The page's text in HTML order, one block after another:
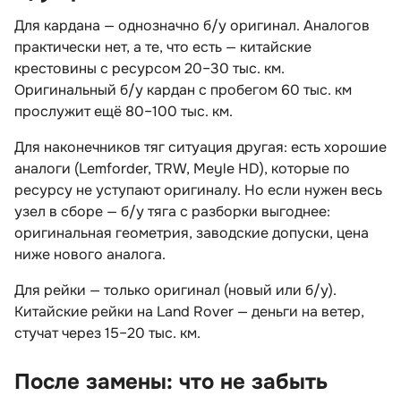
Для кардана — однозначно б/у оригинал. Аналого
практически нет, а те, что есть — китайские
крестовины с ресурсом 20–30 тыс. км.
Оригинальный б/у кардан с пробегом 60 тыс. км
прослужит ещё 80–100 тыс. км.
Для наконечников тяг ситуация другая: есть хорошие
аналоги (Lemforder, TRW, Meyle HD), которые по
ресурсу не уступают оригиналу. Но если нужен весь
узел в сборе — б/у тяга с разборки выгоднее:
оригинальная геометрия, заводские допуски, цена
ниже нового аналога.
Для рейки — только оригинал (новый или б/у).
Китайские рейки на Land Rover — деньги на ветер,
стучат через 15–20 тыс. км.
После замены: что не забыть